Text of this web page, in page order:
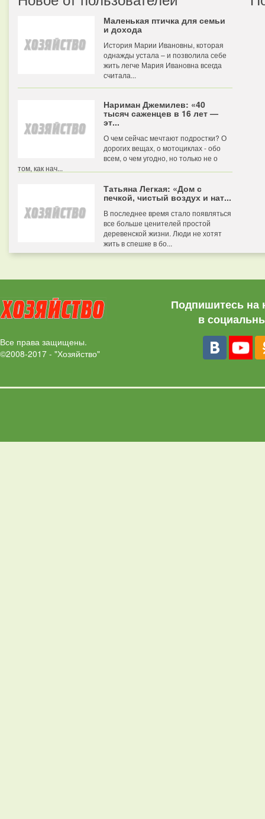
Маленькая птичка для семьи
и дохода
История Марии Ивановны, которая
однажды устала – и позволила себе
жить легче Мария Ивановна всегда
считала...
Нариман Джемилев: «40
тысяч саженцев в 16 лет —
эт...
О чем сейчас мечтают подростки? О
дорогих вещах, о мотоциклах - обо
всем, о чем угодно, но только не о
том, как нач...
Татьяна Легкая: «Дом с
печкой, чистый воздух и нат...
В последнее время стало появляться
все больше ценителей простой
деревенской жизни. Люди не хотят
жить в спешке в бо...
Все права защищены.
©2008-2017 - "Хозяйство"
Подпишитесь на
в